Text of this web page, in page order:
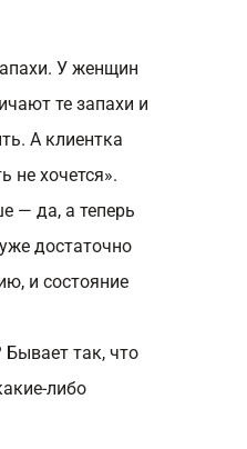
У женщин
те запахи и
А клиентка
не хочется».
— да, а теперь
достаточно
и состояние
Бывает так, что
либо